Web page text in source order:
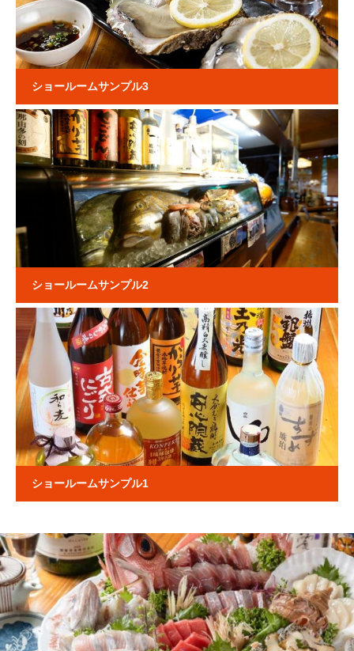
ショールームサンプル3
ショールームサンプル2
ショールームサンプル1